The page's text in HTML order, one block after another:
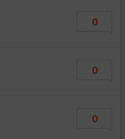
0
0
0